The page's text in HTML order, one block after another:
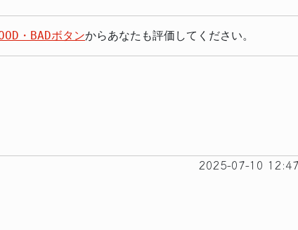
・BADボタンからあなたも評価してください。
2025-07-10